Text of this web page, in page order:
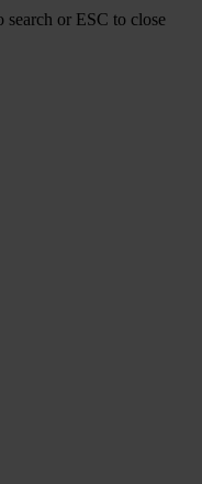
search or ESC to close